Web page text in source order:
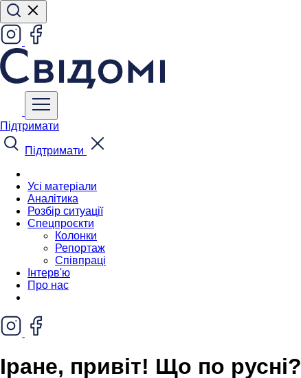
Підтримати
Підтримати
Усі матеріали
Аналітика
Розбір ситуації
Спецпроєкти
Колонки
Репортаж
Співпраці
Інтерв'ю
Про нас
Іране, привіт! Що по русні?